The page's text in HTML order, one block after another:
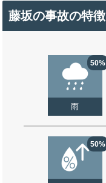
藤坂の事故の特徴
50%
雨
50%